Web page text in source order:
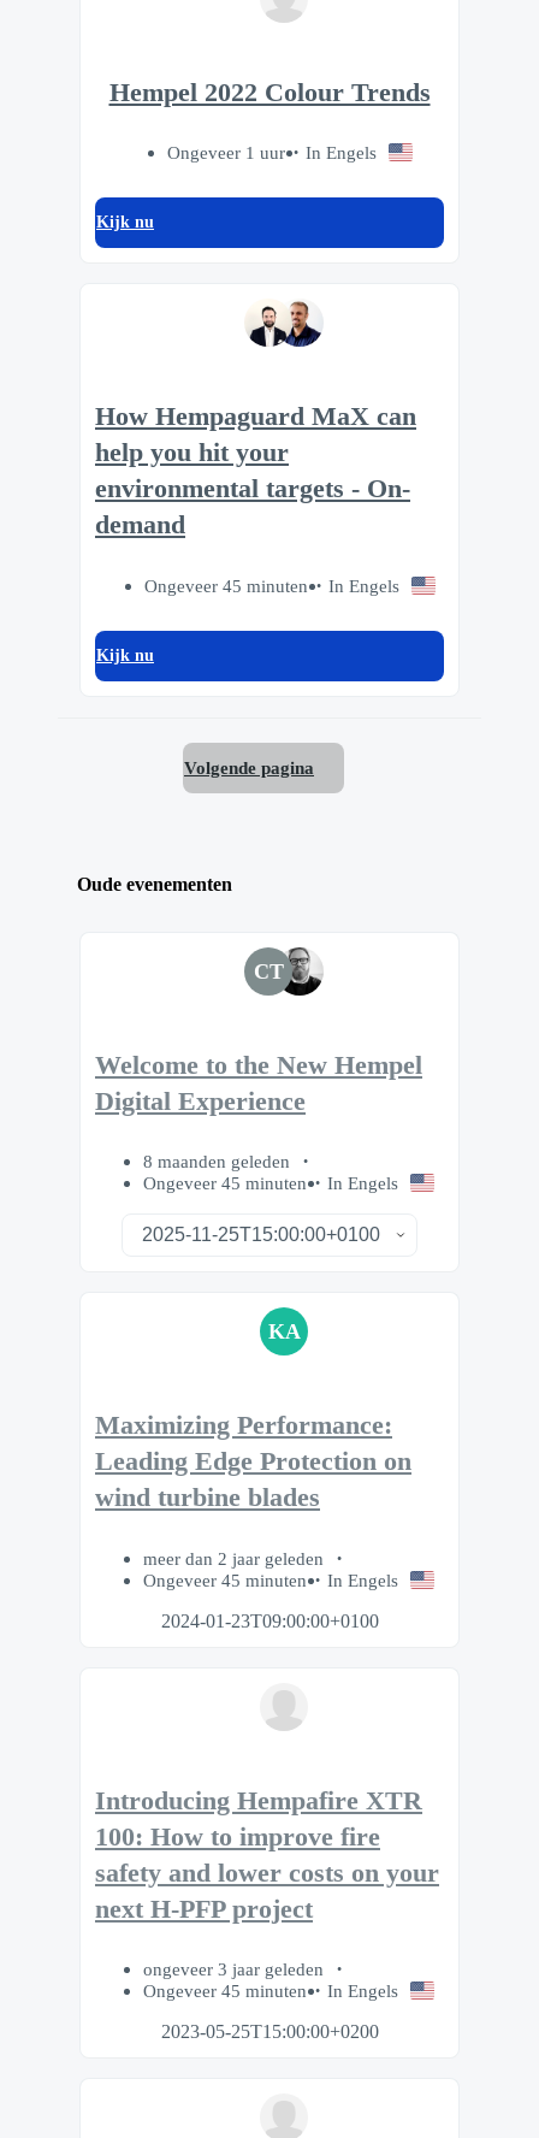
Hempel 2022 Colour Trends
Ongeveer 1 uur In Engels
Kijk nu
How Hempaguard MaX can
help you hit your
environmental targets - On-
demand
Ongeveer 45 minuten In Engels
Kijk nu
Volgende pagina
Oude evenementen
CT
Welcome to the New Hempel
Digital Experience
8 maanden geleden
Ongeveer 45 minuten
In Engels
KA
Maximizing Performance:
Leading Edge Protection on
wind turbine blades
meer dan 2 jaar geleden
Ongeveer 45 minuten
In Engels
2024-01-23T09:00:00+0100
Introducing Hempafire XTR
100: How to improve fire
safety and lower costs on your
next H-PFP project
ongeveer 3 jaar geleden
Ongeveer 45 minuten
In Engels
2023-05-25T15:00:00+0200